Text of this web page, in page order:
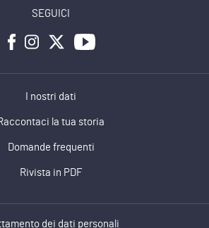
SEGUICI
I nostri dati
la tua storia
Domande frequenti
Rivista in PDF
dei dati personali